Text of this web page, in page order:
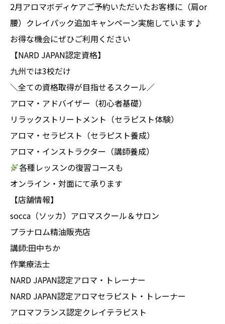
2月アロマボディケアご予約いただいたお客様に（肩or
腰）クレイパック追加キャンペーン実施しています♪
お得な機会にぜひご利用ください
【NARD JAPAN認定資格】
九州では3校だけ
＼全ての資格取得が目指せるスクール／
アロマ・アドバイザー（初心者基礎）
リラックストリートメント（セラピスト体験）
アロマ・セラピスト（セラピスト養成）
アロマ・インストラクター（講師養成）
各種レッスンの復習コースも
オンライン・対面にて承ります
【店舗情報】
socca（ソッカ）アロマスクール＆サロン
プラナロム精油販売店
講師:田中ちか
作業療法士
NARD JAPAN認定アロマ・トレーナー
NARD JAPAN認定アロマセラピスト・トレーナー
アロマフランス認定クレイテラピスト